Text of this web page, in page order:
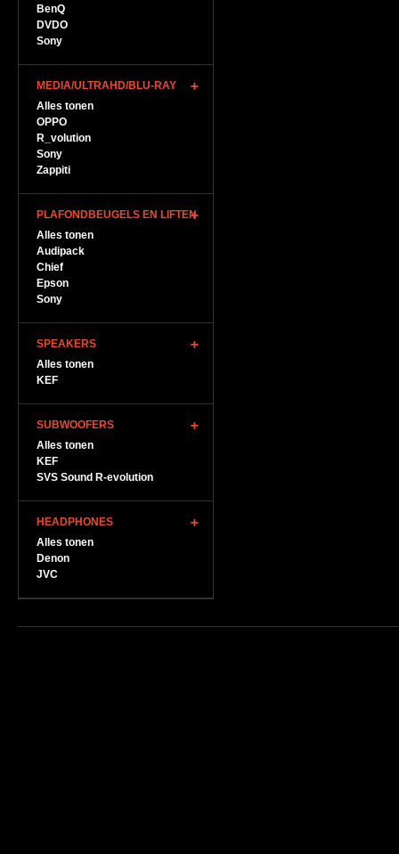
BenQ
DVDO
Sony
MEDIA/ULTRAHD/BLU-RAY
Alles tonen
OPPO
R_volution
Sony
Zappiti
PLAFONDBEUGELS EN LIFTEN
Alles tonen
Audipack
Chief
Epson
Sony
SPEAKERS
Alles tonen
KEF
SUBWOOFERS
Alles tonen
KEF
SVS Sound R-evolution
HEADPHONES
Alles tonen
Denon
JVC